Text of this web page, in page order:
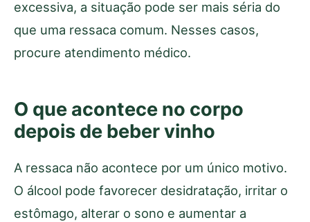
excessiva, a situação pode ser mais séria do
que uma ressaca comum. Nesses casos,
procure atendimento médico.
O que acontece no corpo
depois de beber vinho
A ressaca não acontece por um único motivo.
O álcool pode favorecer desidratação, irritar o
estômago, alterar o sono e aumentar a